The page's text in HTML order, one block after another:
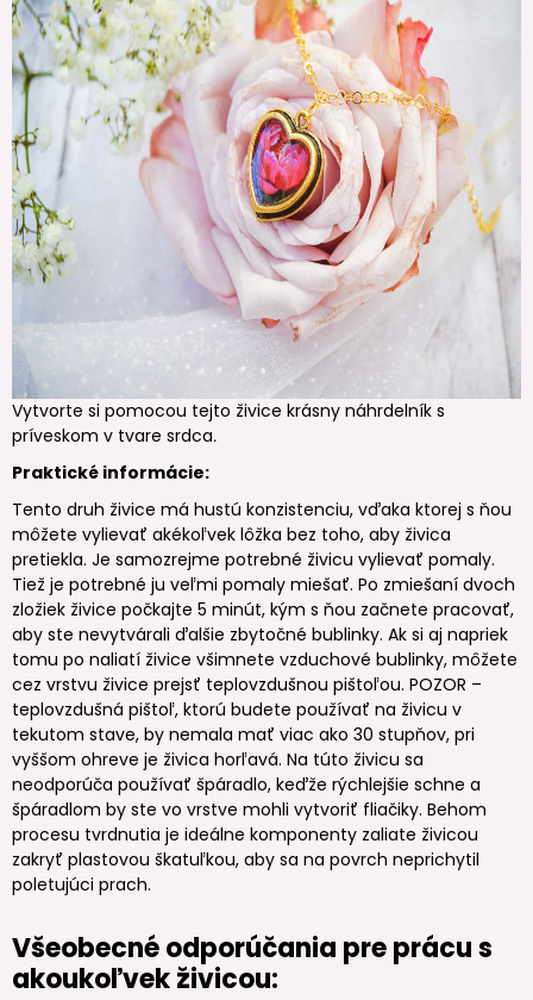
Vytvorte si pomocou tejto živice krásny náhrdelník s
príveskom v tvare srdca.
Praktické informácie:
Tento druh živice má hustú konzistenciu, vďaka ktorej s ňou
môžete vylievať akékoľvek lôžka bez toho, aby živica
pretiekla. Je samozrejme potrebné živicu vylievať pomaly.
Tiež je potrebné ju veľmi pomaly miešať. Po zmiešaní dvoch
zložiek živice počkajte 5 minút, kým s ňou začnete pracovať,
aby ste nevytvárali ďalšie zbytočné bublinky. Ak si aj napriek
tomu po naliatí živice všimnete vzduchové bublinky, môžete
cez vrstvu živice prejsť teplovzdušnou pištoľou. POZOR –
teplovzdušná pištoľ, ktorú budete používať na živicu v
tekutom stave, by nemala mať viac ako 30 stupňov, pri
vyššom ohreve je živica horľavá. Na túto živicu sa
neodporúča používať špáradlo, keďže rýchlejšie schne a
špáradlom by ste vo vrstve mohli vytvoriť fliačiky. Behom
procesu tvrdnutia je ideálne komponenty zaliate živicou
zakryť plastovou škatuľkou, aby sa na povrch neprichytil
poletujúci prach.
Všeobecné odporúčania pre prácu s
akoukoľvek živicou: